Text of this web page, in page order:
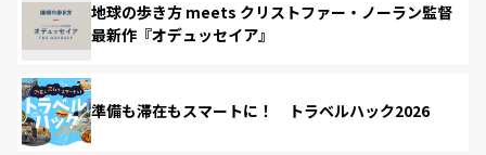
地球の歩き方 meets クリストファー・ノーラン監督
最新作『オデュッセイア』
準備も滞在もスマートに！ トラベルハック2026